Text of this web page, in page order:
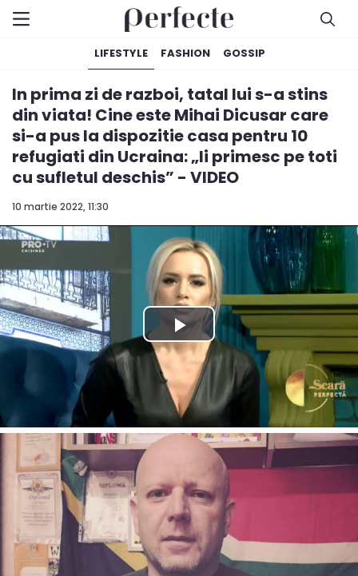
LIFESTYLE FASHION GOSSIP
10 martie 2022, 11:30
In prima zi de razboi, tatal lui s-a stins
din viata! Cine este Mihai Dicusar care
si-a pus la dispozitie casa pentru 10
refugiati din Ucraina: „Ii primesc pe toti
cu sufletul deschis” - VIDEO